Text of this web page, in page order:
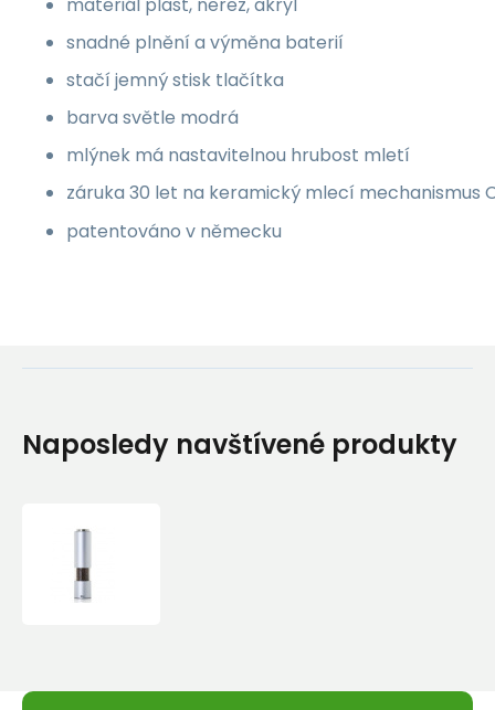
snadné plnění a výměna baterií
stačí jemný stisk tlačítka
barva světle modrá
mlýnek má nastavitelnou hrubost mletí
záruka 30 let na keramický mlecí mechanismus
patentováno v německu
Naposledy navštívené produkty
eMill.3